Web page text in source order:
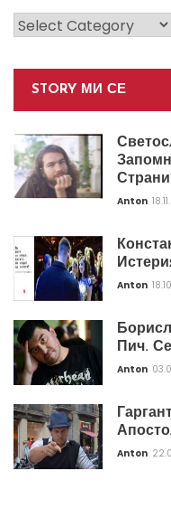
Категории
STORY МИ СЕ
Anton
Anton
Пич.
Anton
Anton